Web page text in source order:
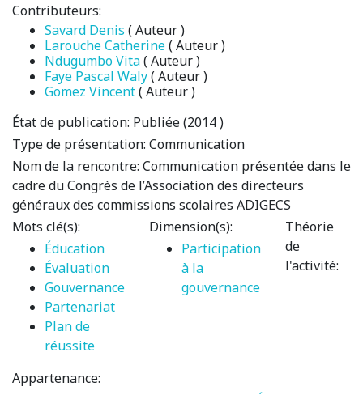
Contributeurs:
Savard Denis ( Auteur )
Larouche Catherine( Auteur )
Ndugumbo Vita( Auteur )
Faye Pascal Waly( Auteur )
Gomez Vincent( Auteur )
État de publication: Publiée (2014 )
Type de présentation: Communication
Nom de la rencontre: Communication présentée dans le
cadre du Congrès de l’Association des directeurs
généraux des commissions scolaires ADIGECS
Mots clé(s):
Éducation
Évaluation
Gouvernance
Partenariat
Plan de
réussite
Dimension(s):
Participation
à la
gouvernance
Théorie
de
l'activité:
Appartenance: